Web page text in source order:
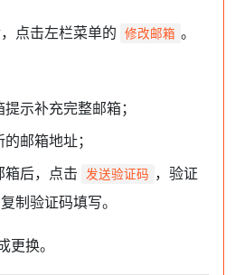
点击左栏菜单的
修改邮箱 。
示补充完整邮箱；
邮箱地址；
箱后，点击 发送验证码 ，验证
制验证码填写。
更换。